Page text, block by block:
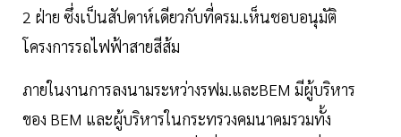
2 ฝ่าย ซึ่งเป็นสัปดาห์เดียวกับที่ครม.เห็นชอบอนุมัติ
โครงการรถไฟฟ้าสายสีส้ม
ภายในงานการลงนามระหว่างรฟม.และBEM มีผู้บริหาร
ของ BEM และผู้บริหารในกระทรวงคมนาคมรวมทั้ง